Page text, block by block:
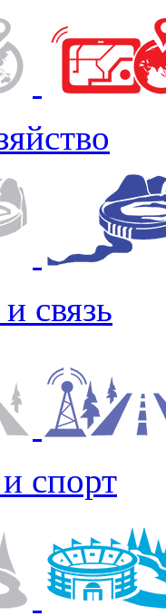
связь
спорт